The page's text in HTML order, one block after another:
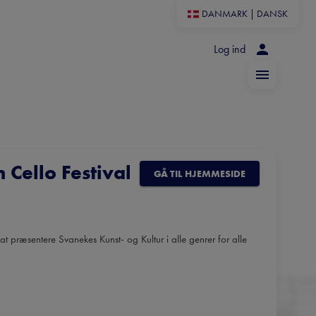
DANMARK DANSK
Log ind
Cello Festival GÅ TIL HJEMMESIDE
præsentere Svanekes Kunst- og Kultur i alle genrer for alle